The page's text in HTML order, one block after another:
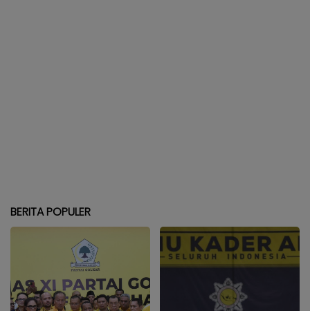
BERITA POPULER